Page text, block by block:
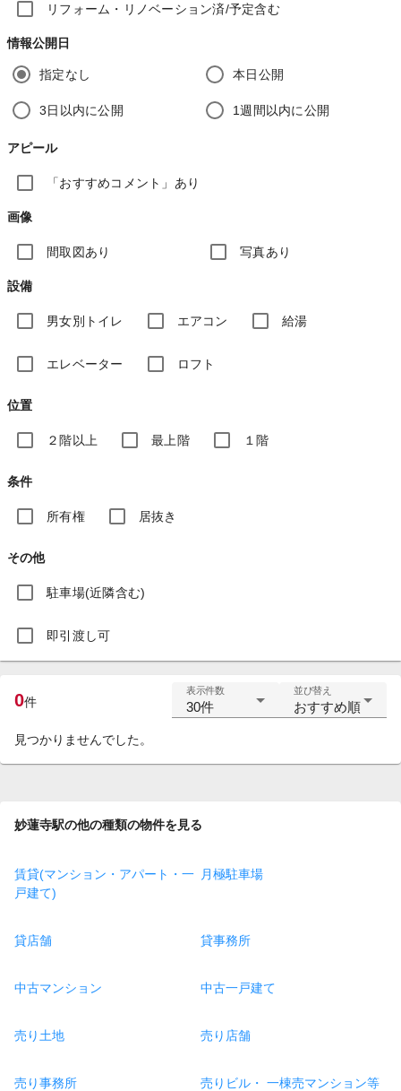
リフォーム・リノベーション済/予定含む
情報公開日
指定なし 本日公開
3日以内に公開 1週間以内に公開
アピール
「おすすめコメント」あり
画像
間取図あり 写真あり
設備
男女別トイレ エアコン 給湯
エレベーター ロフト
位置
２階以上 最上階 １階
条件
所有権 居抜き
その他
駐車場(近隣含む)
即引渡し可
0件
表示件数
30件
並び替え
おすすめ順
見つかりませんでした。
妙蓮寺駅の他の種類の物件を見る
賃貸(マンション・アパート・一
戸建て)
月極駐車場
貸店舗 貸事務所
中古マンション 中古一戸建て
売り土地 売り店舗
売り事務所 売りビル・ 一棟売マンション等